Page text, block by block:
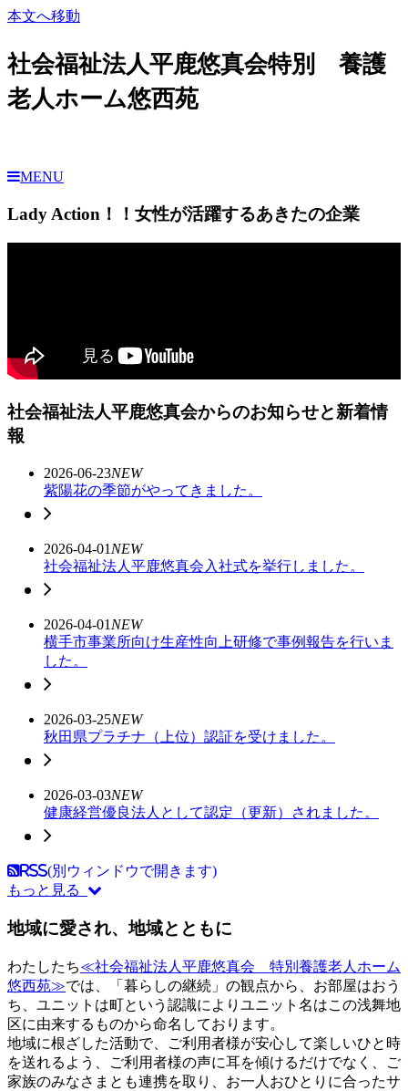
本文へ移動
社会福祉法人平鹿悠真会特別 養護
老人ホーム悠西苑
MENU
Lady Action！！女性が活躍するあきたの企業
社会福祉法人平鹿悠真会からのお知らせと新着情
報
2026-06-23NEW
紫陽花の季節がやってきました。
2026-04-01 NEW
社会福祉法人平鹿悠真会入社式を挙行しました。
2026-04-01 NEW
横手市事業所向け生産性向上研修で事例報告を行いま
した。
2026-03-25NEW
秋田県プラチナ（上位）認証を受けました。
2026-03-03NEW
健康経営優良法人として認定（更新）されました。
RSS(別ウィンドウで開きます)
もっと見る
地域に愛され、地域とともに
わたしたち≪社会福祉法人平鹿悠真会 特別養護老人ホーム
悠西苑≫では、「暮らしの継続」の観点から、お部屋はおう
ち、ユニットは町という認識によりユニット名はこの浅舞地
区に由来するものから命名しております。
地域に根ざした活動で、ご利用者様が安心して楽しいひと時
を送れるよう、ご利用者様の声に耳を傾けるだけでなく、ご
家族のみなさまとも連携を取り、お一人おひとりに合ったサ